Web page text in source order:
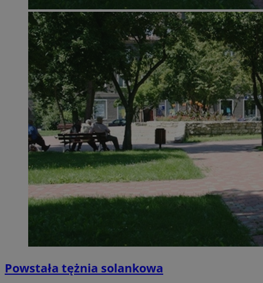
Powstała tężnia solankowa